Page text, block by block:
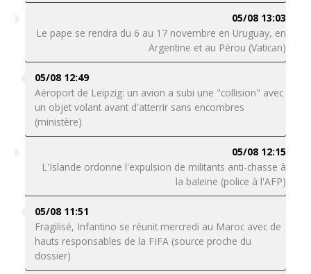
05/08 13:03
Le pape se rendra du 6 au 17 novembre en Uruguay, en
Argentine et au Pérou (Vatican)
05/08 12:49
Aéroport de Leipzig: un avion a subi une "collision" avec
un objet volant avant d'atterrir sans encombres
(ministère)
05/08 12:15
L'Islande ordonne l'expulsion de militants anti-chasse à
la baleine (police à l'AFP)
05/08 11:51
Fragilisé, Infantino se réunit mercredi au Maroc avec de
hauts responsables de la FIFA (source proche du
dossier)